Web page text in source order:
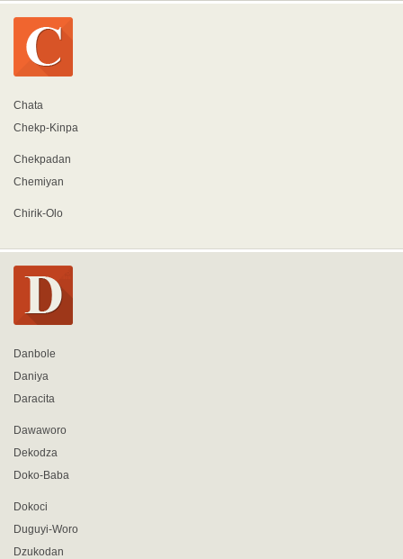
Chata
Chekp-Kinpa
Chekpadan
Chemiyan
Chirik-Olo
Danbole
Daniya
Daracita
Dawaworo
Dekodza
Doko-Baba
Dokoci
Duguyi-Woro
Dzukodan